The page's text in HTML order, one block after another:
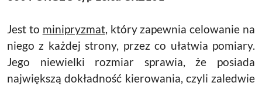
Jest to minipryzmat, który zapewnia celowanie na
niego z każdej strony, przez co ułatwia pomiary.
Jego niewielki rozmiar sprawia, że posiada
największą dokładność kierowania, czyli zaledwie